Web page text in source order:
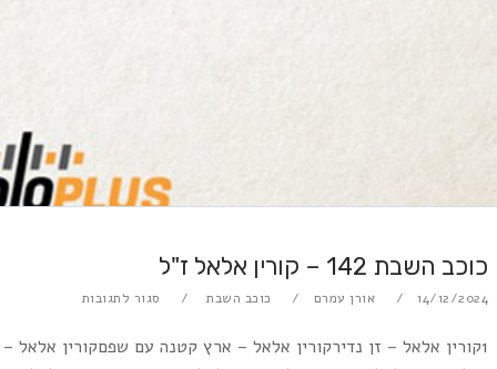
כוכב השבת 142 – קורין אלאל ז"ל
14/12/2024 אורן עמרם כוכב השבת סגור לתגובות
1קורין אלאל – זן נדירקורין אלאל – ארץ קטנה עם שפםקורין